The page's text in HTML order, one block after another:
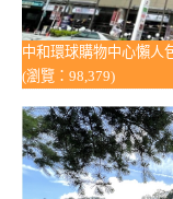
中和環球購物中心懶人
(瀏覽：98,379)